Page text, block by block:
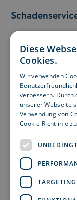
Service
Besuchen Sie uns auf:
Diese
Cookies.
Wir verwenden
verbessern. Durch
unserer Webseite
Verwendung von
Cookie-Richtlinie
TARGETING